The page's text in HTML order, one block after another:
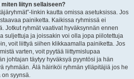
liityn sellaiseen?
linkin kautta omissa asetuksissa. Jos
painiketta. Kaikissa ryhmissä ei
Jotkut ryhmät vaativat hyväksynnän ennen
suljettuja ja joissakin voi olla jopa piilotettuja
voit liittyä siihen klikkaamalla painiketta. Jos
varten, voit pyytää liittymislupaa
johtajan täytyy hyväksyä pyyntösi ja hän
ryhmään. Älä häiriköi ryhmän ylläpitäjiä jos he
on syynsä.